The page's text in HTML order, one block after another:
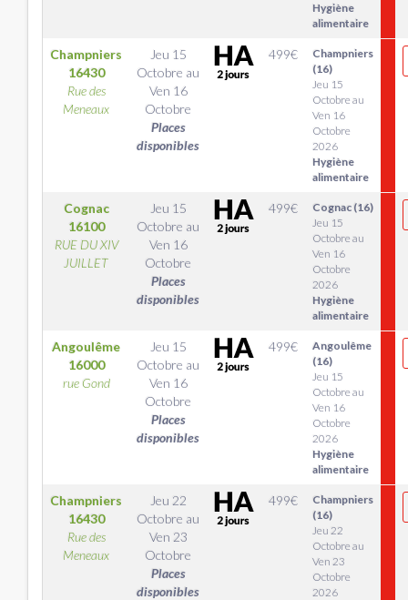
Hygiène
alimentaire
Champniers
16430
Rue des
Meneaux
Jeu 15
Octobre au
Ven 16
Octobre
Places
disponibles
499€
Champniers
(16)
Jeu 15
Octobre au
Ven 16
Octobre
2026
Hygiène
alimentaire
Cognac
16100
RUE DU XIV
JUILLET
Jeu 15
Octobre au
Ven 16
Octobre
Places
disponibles
499€
Cognac (16)
Jeu 15
Octobre au
Ven 16
Octobre
2026
Hygiène
alimentaire
Angoulême
16000
rue Gond
Jeu 15
Octobre au
Ven 16
Octobre
Places
disponibles
499€
Angoulême
(16)
Jeu 15
Octobre au
Ven 16
Octobre
2026
Hygiène
alimentaire
Champniers
16430
Rue des
Meneaux
Jeu 22
Octobre au
Ven 23
Octobre
Places
disponibles
499€
Champniers
(16)
Jeu 22
Octobre au
Ven 23
Octobre
2026